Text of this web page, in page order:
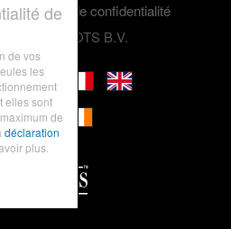
Politique de confidentialité
B.V.
de
de vos
les
elles sont
de
déclaration
plus.